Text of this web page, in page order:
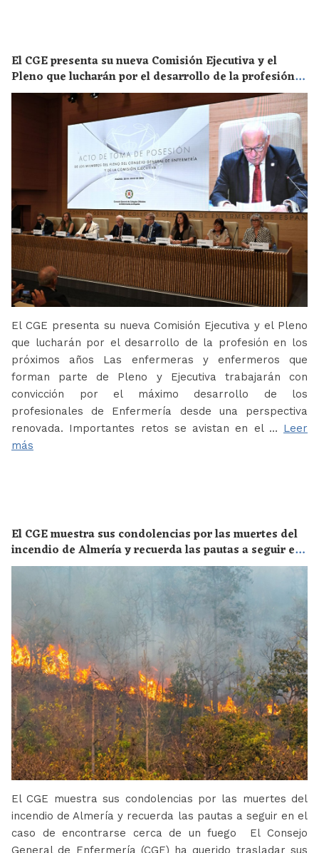
El CGE presenta su nueva Comisión Ejecutiva y el
Pleno que lucharán por el desarrollo de la profesión
en los próximos años
El CGE presenta su nueva Comisión Ejecutiva y el Pleno
que lucharán por el desarrollo de la profesión en los
próximos años Las enfermeras y enfermeros que
forman parte de Pleno y Ejecutiva trabajarán con
convicción por el máximo desarrollo de los
profesionales de Enfermería desde una perspectiva
renovada. Importantes retos se avistan en el … Leer
más
El CGE muestra sus condolencias por las muertes del
incendio de Almería y recuerda las pautas a seguir en
el caso de encontrarse cerca de un fuego
El CGE muestra sus condolencias por las muertes del
incendio de Almería y recuerda las pautas a seguir en el
caso de encontrarse cerca de un fuego El Consejo
General de Enfermería (CGE) ha querido trasladar sus